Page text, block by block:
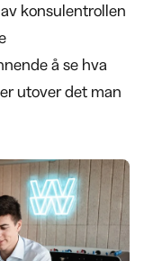
konsulentrollen
å se hva
utover det man